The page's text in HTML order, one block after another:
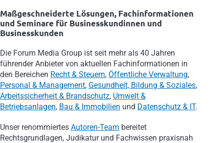
Maßgeschneiderte Lösungen, Fachinformationen
und Seminare für Businesskundinnen und
Businesskunden
Die Forum Media Group ist seit mehr als 40 Jahren
führender Anbieter von aktuellen Fachinformationen in
den Bereichen Recht & Steuern, Öffentliche Verwaltung,
Personal & Management, Gesundheit, Bildung & Soziales,
Arbeitssicherheit & Brandschutz, Umwelt &
Betriebsanlagen, Bau & Immobilien und Datenschutz & IT.
Unser renommiertes Autoren-Team bereitet
Rechtsgrundlagen, Judikatur und Fachwissen praxisnah